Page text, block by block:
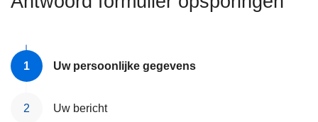
Uw persoonlijke gegevens
Uw bericht